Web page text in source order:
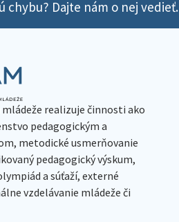
chybu? Dajte nám o nej vedieť.
realizuje činnosti ako
pedagogickým a
metodické usmerňovanie
pedagogický výskum,
a súťaží, externé
vzdelávanie mládeže či